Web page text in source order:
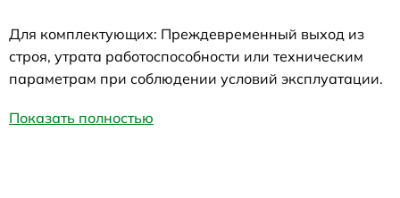
Для комплектующих: Преждевременный выход из
строя, утрата работоспособности или техническим
параметрам при соблюдении условий эксплуатации.
Показать полностью